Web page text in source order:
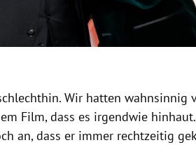
Wir hatten wahnsinnig
Film, dass es irgendwie
an, dass er immer rechtzeitig